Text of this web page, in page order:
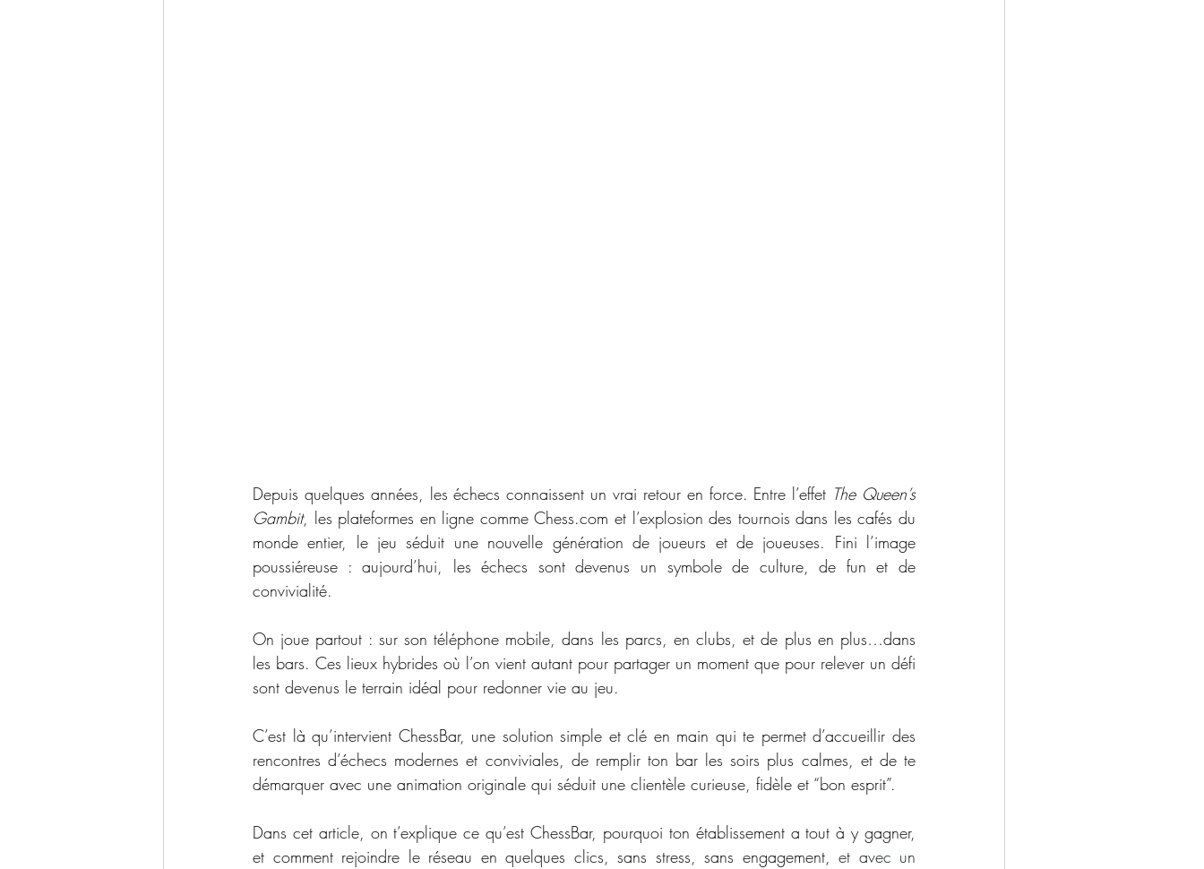
Depuis quelques années, les échecs connaissent un vrai retour en force. Entre l’effet The Queen’s
Gambit, les plateformes en ligne comme Chess.com et l’explosion des tournois dans les cafés du
monde entier, le jeu séduit une nouvelle génération de joueurs et de joueuses. Fini l’image
poussiéreuse : aujourd’hui, les échecs sont devenus un symbole de culture, de fun et de
convivialité.
On joue partout : sur son téléphone mobile, dans les parcs, en clubs, et de plus en plus…dans
les bars. Ces lieux hybrides où l’on vient autant pour partager un moment que pour relever un défi
sont devenus le terrain idéal pour redonner vie au jeu.
C’est là qu’intervient ChessBar, une solution simple et clé en main qui te permet d’accueillir des
rencontres d’échecs modernes et conviviales, de remplir ton bar les soirs plus calmes, et de te
démarquer avec une animation originale qui séduit une clientèle curieuse, fidèle et “bon esprit”.
Dans cet article, on t’explique ce qu’est ChessBar, pourquoi ton établissement a tout à y gagner,
et comment rejoindre le réseau en quelques clics, sans stress, sans engagement, et avec un